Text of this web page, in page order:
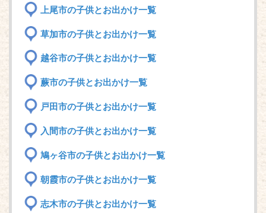
上尾市の子供とお出かけ一覧
草加市の子供とお出かけ一覧
越谷市の子供とお出かけ一覧
蕨市の子供とお出かけ一覧
戸田市の子供とお出かけ一覧
入間市の子供とお出かけ一覧
鳩ヶ谷市の子供とお出かけ一覧
朝霞市の子供とお出かけ一覧
志木市の子供とお出かけ一覧